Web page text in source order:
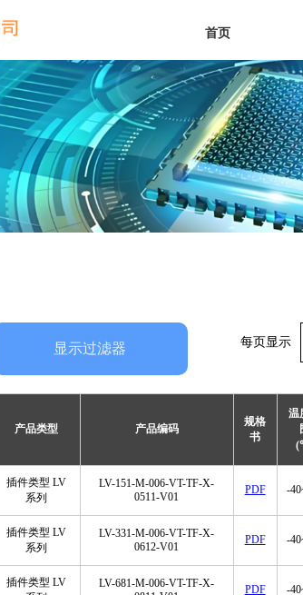
首页
显示过滤器 每页显示
产品类型 产品编码
规格
书
温
插件类型 LV
系列
LV-151-M-006-VT-TF-X-
0511-V01
PDF -
插件类型 LV
系列
LV-331-M-006-VT-TF-X-
0612-V01
PDF -
插件类型 LV
LV-681-M-006-VT-TF-X-
PDF -